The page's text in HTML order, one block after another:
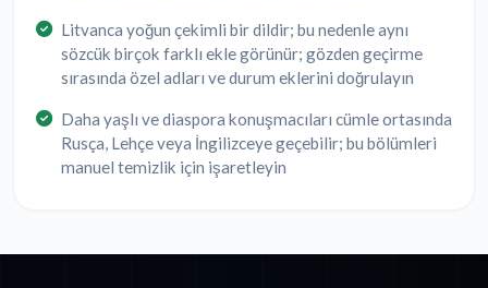
Litvanca yoğun çekimli bir dildir; bu nedenle aynı
sözcük birçok farklı ekle görünür; gözden geçirme
sırasında özel adları ve durum eklerini doğrulayın
Daha yaşlı ve diaspora konuşmacıları cümle ortasında
Rusça, Lehçe veya İngilizceye geçebilir; bu bölümleri
manuel temizlik için işaretleyin